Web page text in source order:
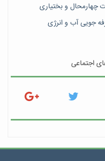
جویی آب و انرژی
اجتماعی